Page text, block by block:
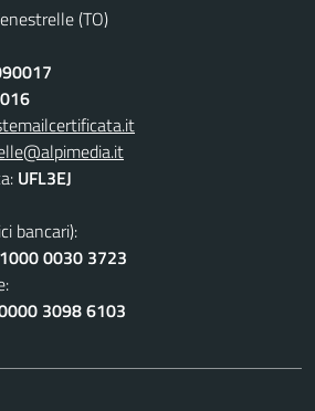
(TO)
UFL3EJ
bancari):
0030 3723
3098 6103